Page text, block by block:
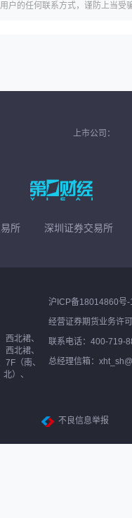
户的任何联系方式，谨防上当受
上市公司：
易所 深圳证券交易所
北裙、
北裙、
（南、
）、
沪ICP备18014860号-
经营证券期货业务许
联系电话：400-719-
总经理信箱：
不良信息举报